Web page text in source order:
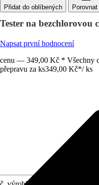
Porovnat
Tester na bezchlorovou
Napsat první hodnocení
cenu — 349,00 Kč * Všechny
přepravu za ks349,00 Kč*/ ks